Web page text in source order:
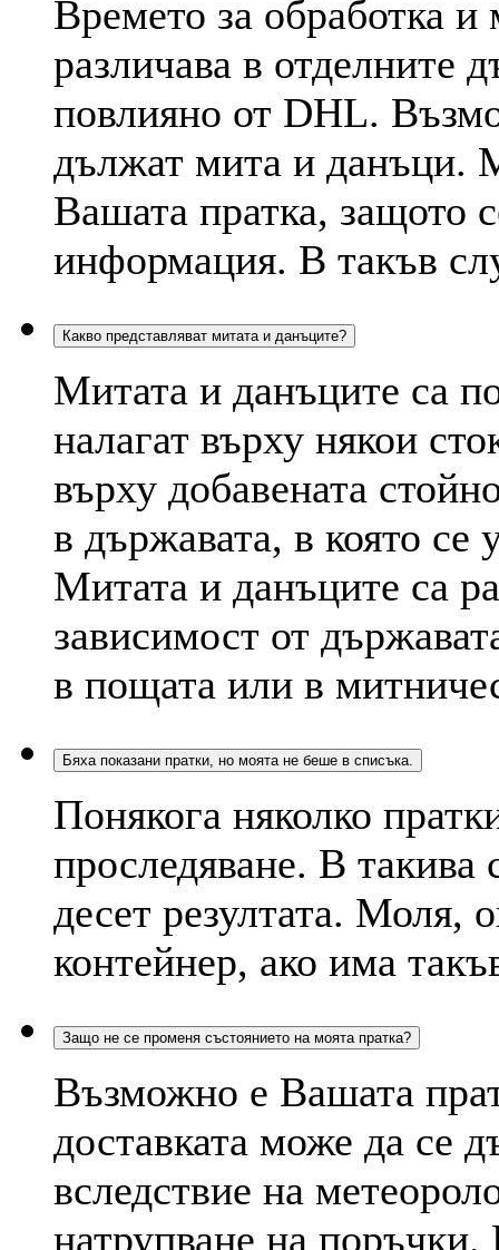
Времето за обработка
различава в отделните
повлияно от DHL.
дължат мита и данъци.
Вашата пратка, защото
информация. В такъв
Какво представляват митата и данъците?
Митата и данъците са
налагат върху някои
върху добавената
в държавата, в която се
Митата и данъците са
зависимост от
в пощата или в
Бяха показани пратки, но моята не беше в списъка.
Понякога няколко
проследяване. В такива
десет резултата. Моля,
контейнер, ако има
Защо не се променя състоянието на моята пратка?
Възможно е Вашата
доставката може да се
вследствие на
натрупване на